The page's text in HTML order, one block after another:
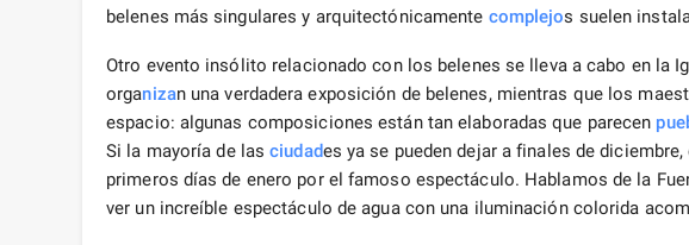
belenes más singulares y arquitectónicamente complejos suelen
Otro evento insólito relacionado con los belenes se lleva a cabo en la
organizan una verdadera exposición de belenes, mientras que los
espacio: algunas composiciones están tan elaboradas que parecen
Si la mayoría de lasciudades ya se pueden dejar a finales de
primeros días de enero por el famoso espectáculo. Hablamos de la
ver un increíble espectáculo de agua con una iluminación colorida